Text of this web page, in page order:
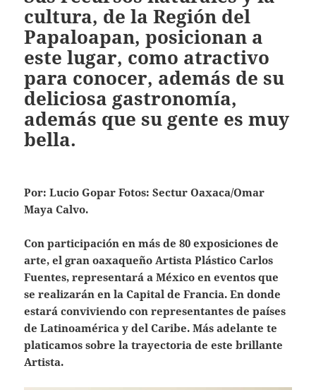
cultura, de la Región del
Papaloapan, posicionan a
este lugar, como atractivo
para conocer, además de su
deliciosa gastronomía,
además que su gente es muy
bella.
Por: Lucio Gopar Fotos: Sectur Oaxaca/Omar
Maya Calvo.
Con participación en más de 80 exposiciones de
arte, el gran oaxaqueño Artista Plástico Carlos
Fuentes, representará a México en eventos que
se realizarán en la Capital de Francia. En donde
estará conviviendo con representantes de países
de Latinoamérica y del Caribe. Más adelante te
platicamos sobre la trayectoria de este brillante
Artista.